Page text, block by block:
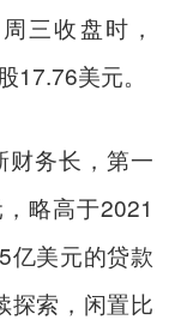
三收盘时，
17.76美元。
财务长，第一
略高于2021
亿美元的贷款
探索，闲置比